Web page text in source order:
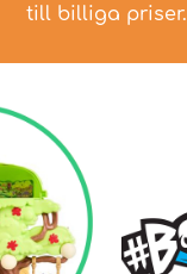
till billiga priser.